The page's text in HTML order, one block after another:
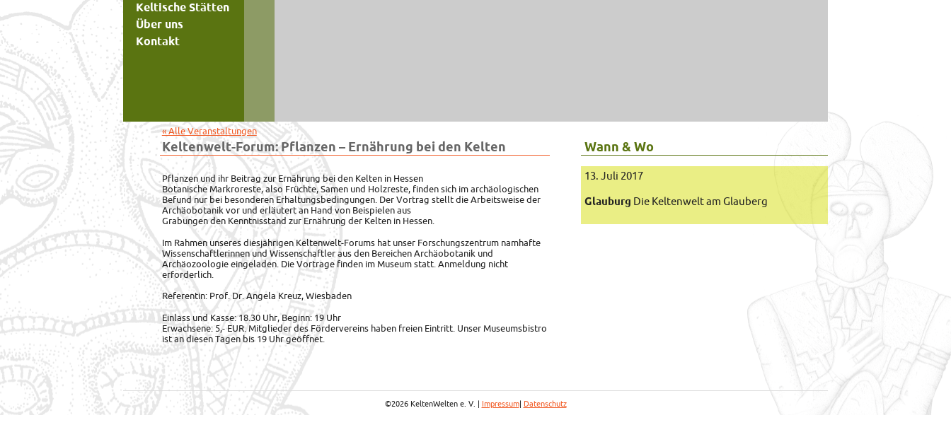
Keltische Stätten
Über uns
Kontakt
« Alle Veranstaltungen
Keltenwelt-Forum: Pflanzen – Ernährung bei den Kelten
Pflanzen und ihr Beitrag zur Ernährung bei den Kelten in Hessen
Botanische Markroreste, also Früchte,Samen und Holzreste, finden sich im archäologischen
Befund nur bei besonderen Erhaltungsbedingungen. Der Vortrag stellt die Arbeitsweise der
Archäobotanik vor und erläutert an Hand von Beispielen aus
Grabungen den Kenntnisstand zur Ernährung der Kelten in Hessen.
Im Rahmen unseres diesjährigen Keltenwelt-Forums hat unser Forschungszentrum namhafte
Wissenschaftlerinnen und Wissenschaftler aus den Bereichen Archäobotanik und
Archäozoologie eingeladen. Die Vortrage finden im Museum statt. Anmeldung nicht
erforderlich.
Referentin: Prof. Dr. Angela Kreuz, Wiesbaden
Einlass und Kasse: 18.30 Uhr, Beginn: 19 Uhr
Erwachsene: 5,- EUR. Mitglieder des Fördervereins haben freien Eintritt. Unser Museumsbistro
ist an diesen Tagen bis 19 Uhr geöffnet.
Wann & Wo
13. Juli 2017
Glauburg Die Keltenwelt am Glauberg
©2026 KeltenWelten e. V. | Impressum| Datenschutz